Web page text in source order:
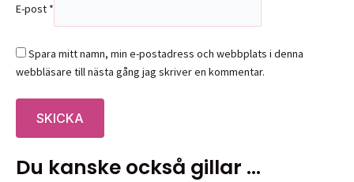
E-post *
Spara mitt namn, min e-postadress och webbplats i denna
webbläsare till nästa gång jag skriver en kommentar.
Du kanske också gillar …